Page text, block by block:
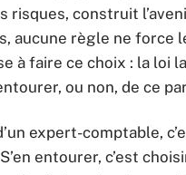
risques, construit
aucune règle ne force
à faire ce choix : la loi
ou non, de ce
expert-comptable,
entourer, c’est